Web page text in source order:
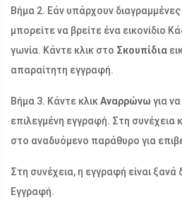
Βήμα 2. Εάν υπάρχουν
μπορείτε να βρείτε ένα εικονίδιο
γωνία. Κάντε κλικ στο Σκουπίδια
απαραίτητη εγγραφή.
Βήμα 3. Κάντε κλικΑναρρώνω για
επιλεγμένη εγγραφή. Στη συνέχεια
στο αναδυόμενο παράθυρο για
Στη συνέχεια, η εγγραφή είναι ξανά
Εγγραφή.